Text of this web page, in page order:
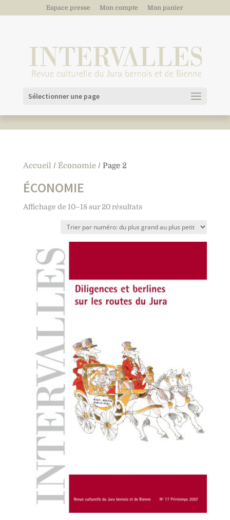
Espace presse Mon compte Mon panier
Sélectionner une page
Accueil/ Économie/ Page 2
ÉCONOMIE
Affichage de 10–18 sur 20 résultats